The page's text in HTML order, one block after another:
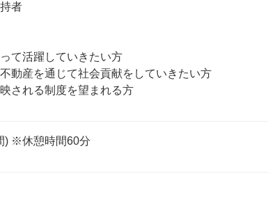
者
て活躍していきたい方
動産を通じて社会貢献をしていきたい方
) ※休憩時間60分